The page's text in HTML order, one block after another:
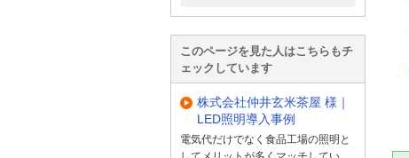
このページを見た人はこちらもチ
ェックしています
株式会社仲井玄米茶屋 様｜
LED照明導入事例
電気代だけでなく食品工場の照明と